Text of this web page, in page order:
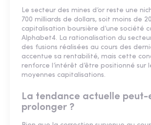
Le secteur des mines d’or reste une
700 milliards de dollars, soit moins de
capitalisation boursière d’une société
Alphabet4. La rationalisation du
des fusions réalisées au cours des
accentue sa rentabilité, mais cette
renforce l’intérêt d’être positionné sur
moyennes capitalisations.
La tendance actuelle peut-
prolonger ?